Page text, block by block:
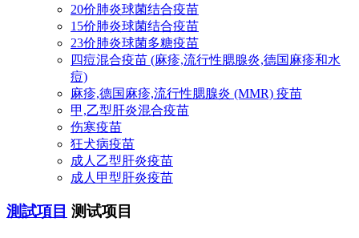
20价肺炎球菌结合疫苗
15价肺炎球菌结合疫苗
23价肺炎球菌多糖疫苗
四痘混合疫苗 (麻疹,流行性腮腺炎,德国麻疹和水
痘)
麻疹,德国麻疹,流行性腮腺炎 (MMR) 疫苗
甲,乙型肝炎混合疫苗
伤寒疫苗
狂犬病疫苗
成人乙型肝炎疫苗
成人甲型肝炎疫苗
測試項目 测试项目